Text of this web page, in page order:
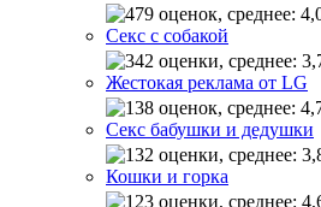
Секс с собакой
Жестокая реклама от LG
Секс бабушки и дедушки
Кошки и горка